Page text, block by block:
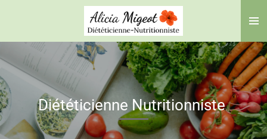
principal
Diététicienne Nutritionniste